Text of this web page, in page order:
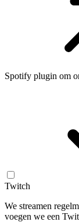
Spotify plugin om
Twitch
We streamen
voegen we een